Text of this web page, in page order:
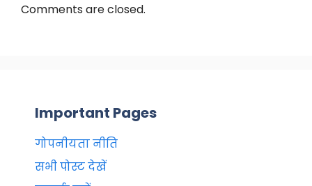
Comments are closed.
Important Pages
गोपनीयता नीति
सभी पोस्ट देखें